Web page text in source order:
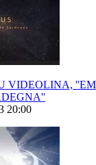
VIDEOLINA,
20:00